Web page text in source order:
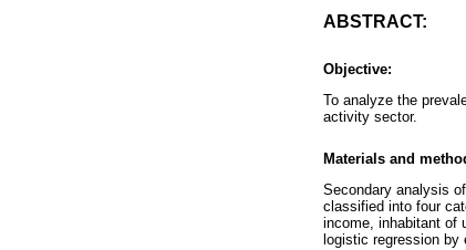
ABSTRACT:
Objective:
To analyze the
activity sector.
Materials and
Secondary analysis
classified into four
income, inhabitant of
logistic regression